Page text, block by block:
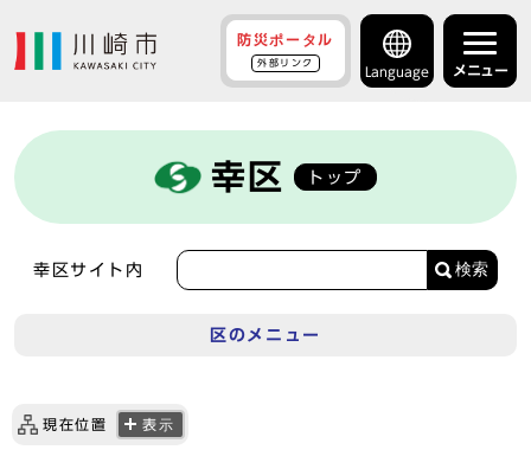
防災ポータル
外部リンク
Language メニュー
幸区 トップ
幸区サイト内 検索
区のメニュー
現在位置 表示